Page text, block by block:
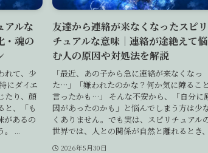
アルな
・魂の
れて、少
にダイエ
たり、顔
と、「も
があるの
。 ...
友達から連絡が来なくなったスピリ
チュアルな意味｜連絡が途絶えて悩
む人の原因や対処法を解説
「最近、あの子から急に連絡が来なくなっ
た…」「嫌われたのかな？何か気に障ること
言ったかも…」 そんな不安から、「自分に
因があったのかも」と悩んでしまう方は少
くありません。でも実は、スピリチュアル
世界では、人との関係が自然と離れるとき
2026年5月30日